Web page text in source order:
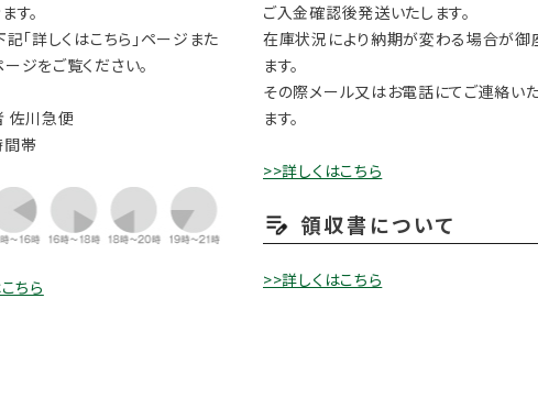
す。
記「詳しくはこちら」ページまた
ジをご覧ください。
佐川急便
帯
ちら
ご入金確認後発送いたします。
在庫状況により納期が変わる場合が御
ます。
その際メール又はお電話にてご連絡い
ます。
>>詳しくはこちら
領収書について
>>詳しくはこちら